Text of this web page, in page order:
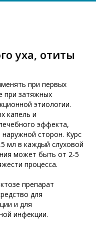
уха, отиты
при первых
при затяжных
этиологии.
капель и
эффекта,
сторон. Курс
мл в каждый слуховой
может быть от 2-5
процесса.
препарат
для
и для
инфекции.